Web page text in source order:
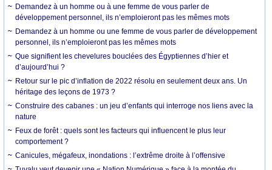
Demandez à un homme ou à une femme de vous parler de
développement personnel, ils n’emploieront pas les mêmes mots
Demandez à un homme ou une femme de vous parler de développement
personnel, ils n’emploieront pas les mêmes mots
Que signifient les chevelures bouclées des Égyptiennes d’hier et
d’aujourd’hui ?
Retour sur le pic d’inflation de 2022 résolu en seulement deux ans. Un
héritage des leçons de 1973 ?
Construire des cabanes : un jeu d’enfants qui interroge nos liens avec la
nature
Feux de forêt : quels sont les facteurs qui influencent le plus leur
comportement ?
Canicules, mégafeux, inondations : l’extrême droite à l’offensive